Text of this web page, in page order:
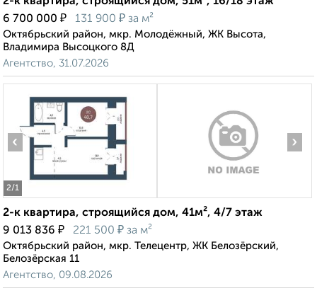
6 700 000 ₽ 131 900 ₽ за м²
Октябрьский район, мкр. Молодёжный, ЖК Высота,
Владимира Высоцкого 8Д
Агентство, 31.07.2026
2/1
‹ ›
2-к квартира, строящийся дом, 41м², 4/7 этаж
9 013 836 ₽ 221 500 ₽ за м²
Октябрьский район, мкр. Телецентр, ЖК Белозёрский,
Белозёрская 11
Агентство, 09.08.2026